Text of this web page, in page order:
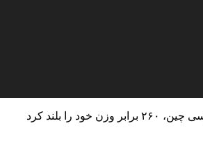
خود را بلند کرد